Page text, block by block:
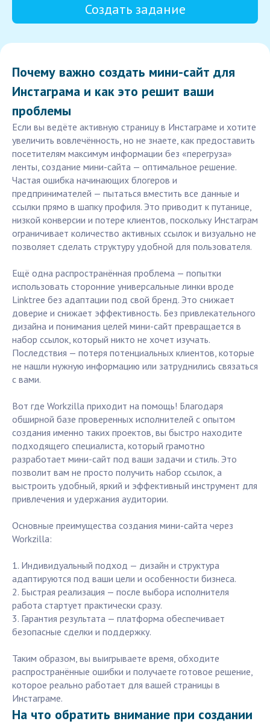
Создать задание
Почему важно создать мини-сайт для
Инстаграма и как это решит ваши
проблемы
Если вы ведёте активную страницу в Инстаграме и хотите
увеличить вовлечённость, но не знаете, как предоставить
посетителям максимум информации без «перегруза»
ленты, создание мини-сайта — оптимальное решение.
Частая ошибка начинающих блогеров и
предпринимателей — пытаться вместить все данные и
ссылки прямо в шапку профиля. Это приводит к путанице,
низкой конверсии и потере клиентов, поскольку Инстаграм
ограничивает количество активных ссылок и визуально не
позволяет сделать структуру удобной для пользователя.
Ещё одна распространённая проблема — попытки
использовать сторонние универсальные линки вроде
Linktree без адаптации под свой бренд. Это снижает
доверие и снижает эффективность. Без привлекательного
дизайна и понимания целей мини-сайт превращается в
набор ссылок, который никто не хочет изучать.
Последствия — потеря потенциальных клиентов, которые
не нашли нужную информацию или затруднились связаться
с вами.
Вот где Workzilla приходит на помощь! Благодаря
обширной базе проверенных исполнителей с опытом
создания именно таких проектов, вы быстро находите
подходящего специалиста, который грамотно
разработает мини-сайт под ваши задачи и стиль. Это
позволит вам не просто получить набор ссылок, а
выстроить удобный, яркий и эффективный инструмент для
привлечения и удержания аудитории.
Основные преимущества создания мини-сайта через
Workzilla:
1. Индивидуальный подход — дизайн и структура
адаптируются под ваши цели и особенности бизнеса.
2. Быстрая реализация — после выбора исполнителя
работа стартует практически сразу.
3. Гарантия результата — платформа обеспечивает
безопасные сделки и поддержку.
Таким образом, вы выигрываете время, обходите
распространённые ошибки и получаете готовое решение,
которое реально работает для вашей страницы в
Инстаграме.
На что обратить внимание при создании